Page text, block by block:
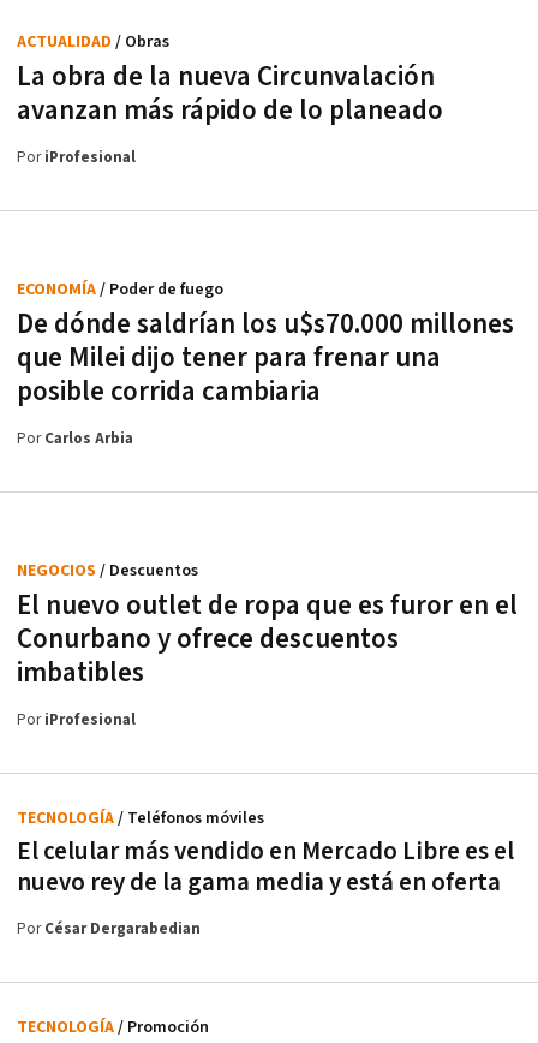
La obra de la nueva Circunvalación
avanzan más rápido de lo planeado
ACTUALIDAD / Obras
PoriProfesional
De dónde saldrían los u$s70.000 millones
que Milei dijo tener para frenar una
posible corrida cambiaria
ECONOMÍA/ Poder de fuego
PorCarlos Arbia
El nuevo outlet de ropa que es furor en el
Conurbano y ofrece descuentos
imbatibles
NEGOCIOS / Descuentos
PoriProfesional
El celular más vendido en Mercado Libre es el
nuevo rey de la gama media y está en oferta
TECNOLOGÍA/ Teléfonos móviles
PorCésar Dergarabedian
TECNOLOGÍA/ Promoción